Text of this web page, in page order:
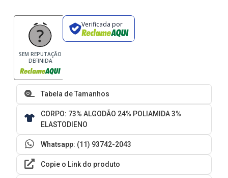
SEM REPUTAÇÃO
DEFINIDA
Verificada por
Tabela de Tamanhos
CORPO: 73% ALGODÃO 24% POLIAMIDA 3%
ELASTODIENO
Whatsapp: (11) 93742-2043
Copie o Link do produto